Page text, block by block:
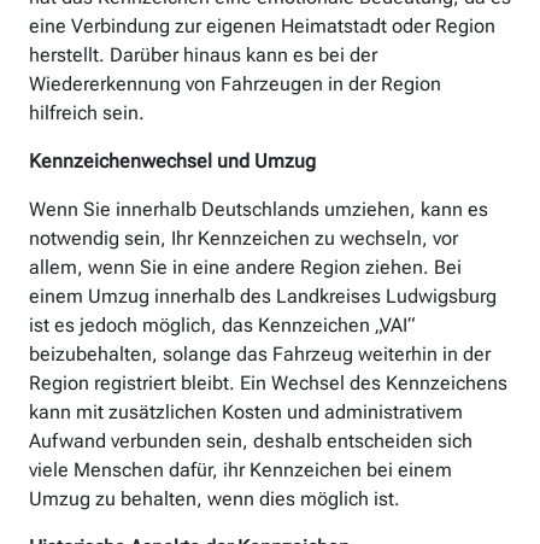
eine Verbindung zur eigenen Heimatstadt oder Region
herstellt. Darüber hinaus kann es bei der
Wiedererkennung von Fahrzeugen in der Region
hilfreich sein.
Kennzeichenwechsel und Umzug
Wenn Sie innerhalb Deutschlands umziehen, kann es
notwendig sein, Ihr Kennzeichen zu wechseln, vor
allem, wenn Sie in eine andere Region ziehen. Bei
einem Umzug innerhalb des Landkreises Ludwigsburg
ist es jedoch möglich, das Kennzeichen „VAI“
beizubehalten, solange das Fahrzeug weiterhin in der
Region registriert bleibt. Ein Wechsel des Kennzeichens
kann mit zusätzlichen Kosten und administrativem
Aufwand verbunden sein, deshalb entscheiden sich
viele Menschen dafür, ihr Kennzeichen bei einem
Umzug zu behalten, wenn dies möglich ist.